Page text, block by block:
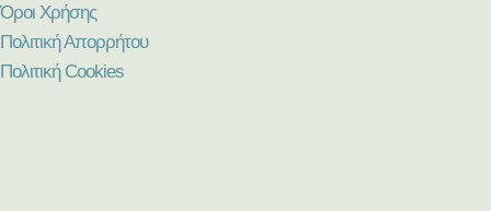
Όροι Χρήσης
Πολιτική Απορρήτου
Πολιτική Cookies